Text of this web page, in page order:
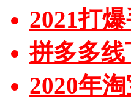
2021打
拼多多线
2020年